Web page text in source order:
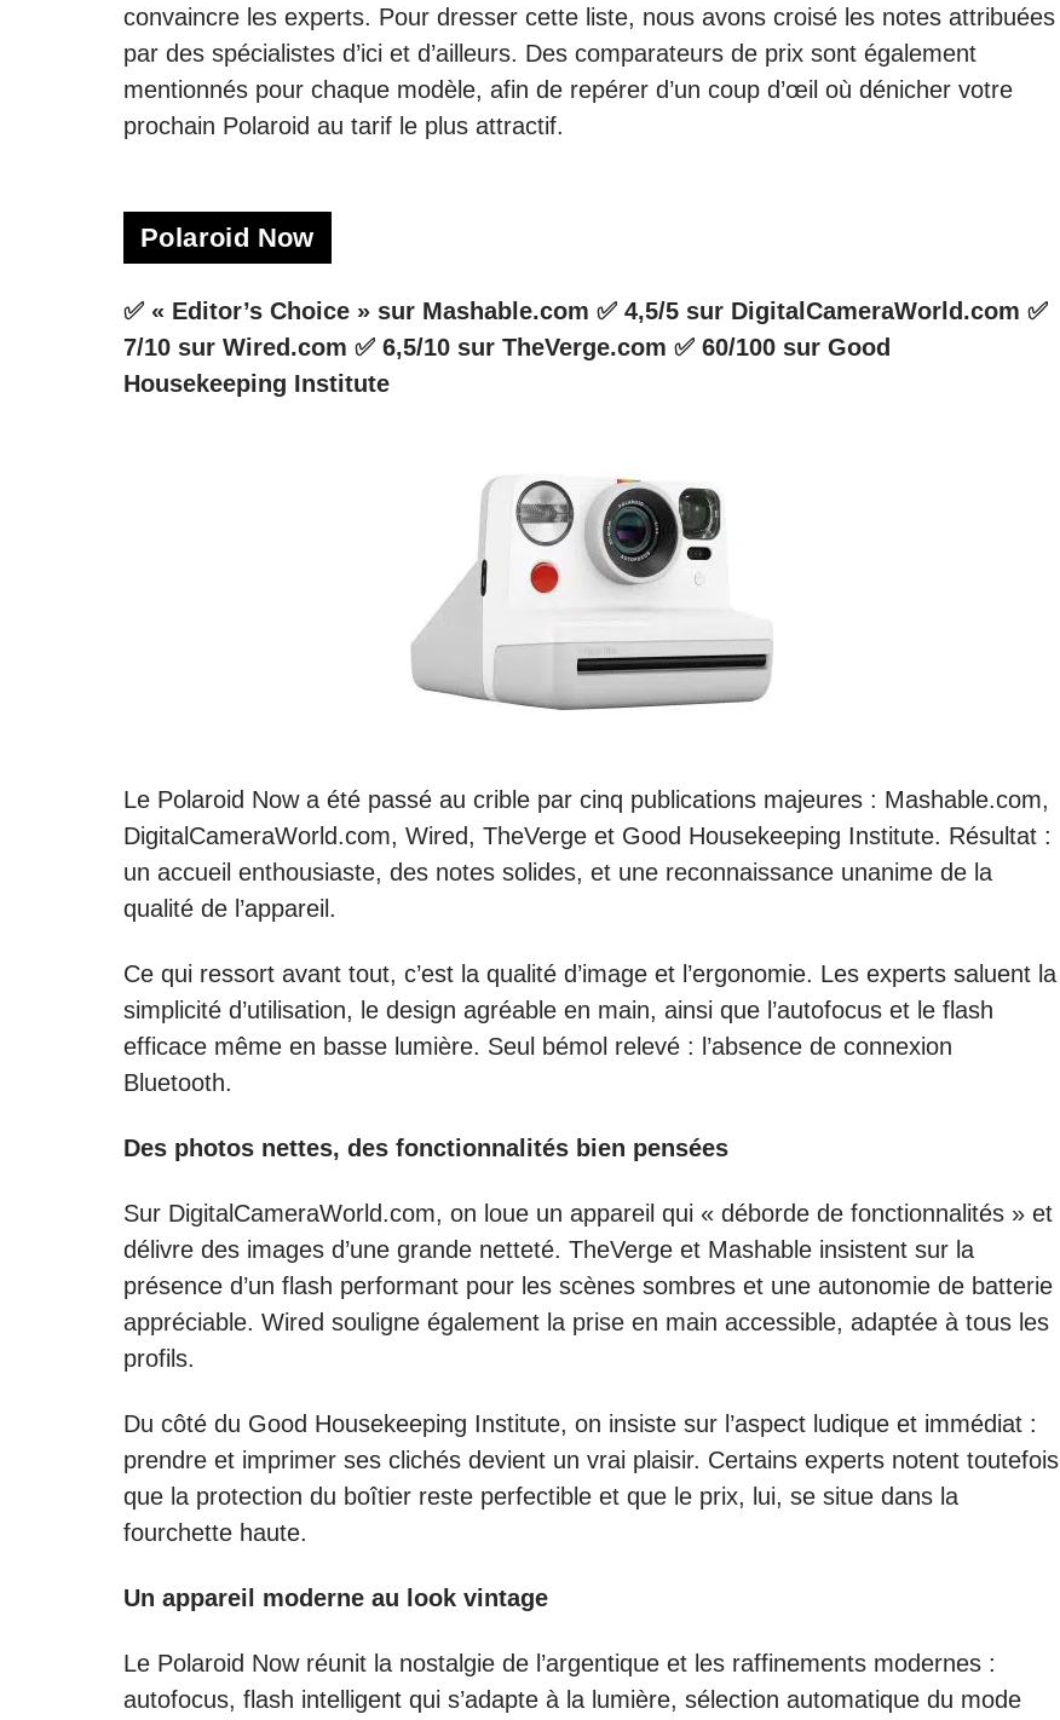
convaincre les experts. Pour dresser cette liste, nous avons croisé les notes attribuées
par des spécialistes d’ici et d’ailleurs. Des comparateurs de prix sont également
mentionnés pour chaque modèle, afin de repérer d’un coup d’œil où dénicher votre
prochain Polaroid au tarif le plus attractif.
Polaroid Now
✅ « Editor’s Choice » sur Mashable.com ✅ 4,5/5 sur DigitalCameraWorld.com ✅
7/10 sur Wired.com ✅ 6,5/10 sur TheVerge.com ✅ 60/100 sur Good
Housekeeping Institute
Le Polaroid Now a été passé au crible par cinq publications majeures : Mashable.com,
DigitalCameraWorld.com, Wired, TheVerge et Good Housekeeping Institute. Résultat :
un accueil enthousiaste, des notes solides, et une reconnaissance unanime de la
qualité de l’appareil.
Ce qui ressort avant tout, c’est la qualité d’image et l’ergonomie. Les experts saluent la
simplicité d’utilisation, le design agréable en main, ainsi que l’autofocus et le flash
efficace même en basse lumière. Seul bémol relevé : l’absence de connexion
Bluetooth.
Des photos nettes, des fonctionnalités bien pensées
Sur DigitalCameraWorld.com, on loue un appareil qui « déborde de fonctionnalités » et
délivre des images d’une grande netteté. TheVerge et Mashable insistent sur la
présence d’un flash performant pour les scènes sombres et une autonomie de batterie
appréciable. Wired souligne également la prise en main accessible, adaptée à tous les
profils.
Du côté du Good Housekeeping Institute, on insiste sur l’aspect ludique et immédiat :
prendre et imprimer ses clichés devient un vrai plaisir. Certains experts notent toutefois
que la protection du boîtier reste perfectible et que le prix, lui, se situe dans la
fourchette haute.
Un appareil moderne au look vintage
Le Polaroid Now réunit la nostalgie de l’argentique et les raffinements modernes :
autofocus, flash intelligent qui s’adapte à la lumière, sélection automatique du mode